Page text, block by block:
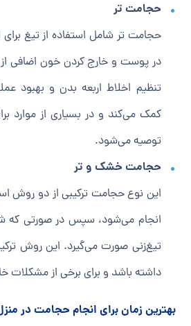
حجامت تر
حجامت تر شامل استفاده از تیغ
در پوست و خارج کردن خون اضافی
تنظیم اخلاط اربعه بدن و بهبود
کمک می‌کند و در بسیاری از موارد
توصیه می‌شود.
حجامت خشک و تر
این نوع حجامت ترکیبی از دو
انجام می‌شود، سپس در صورتی که
تیغ‌زنی صورت می‌گیرد. این روش
داشته باشد و برای برخی از
بهترین زمان برای انجام حجامت در